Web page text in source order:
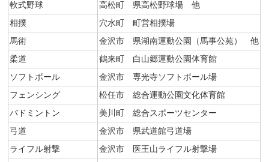
軟式野球
高松町 県高松野球場 他
相撲
穴水町 町営相撲場
馬術
金沢市 県湖南運動公園（馬事公苑） 他
柔道
鶴来町 白山郷運動公園体育館
ソフトボール
金沢市 専光寺ソフトボール場
フェンシング
松任市 総合運動公園文化体育館
バドミントン
美川町 総合スポーツセンター
弓道
金沢市 県武道館弓道場
ライフル射撃
金沢市 医王山ライフル射撃場